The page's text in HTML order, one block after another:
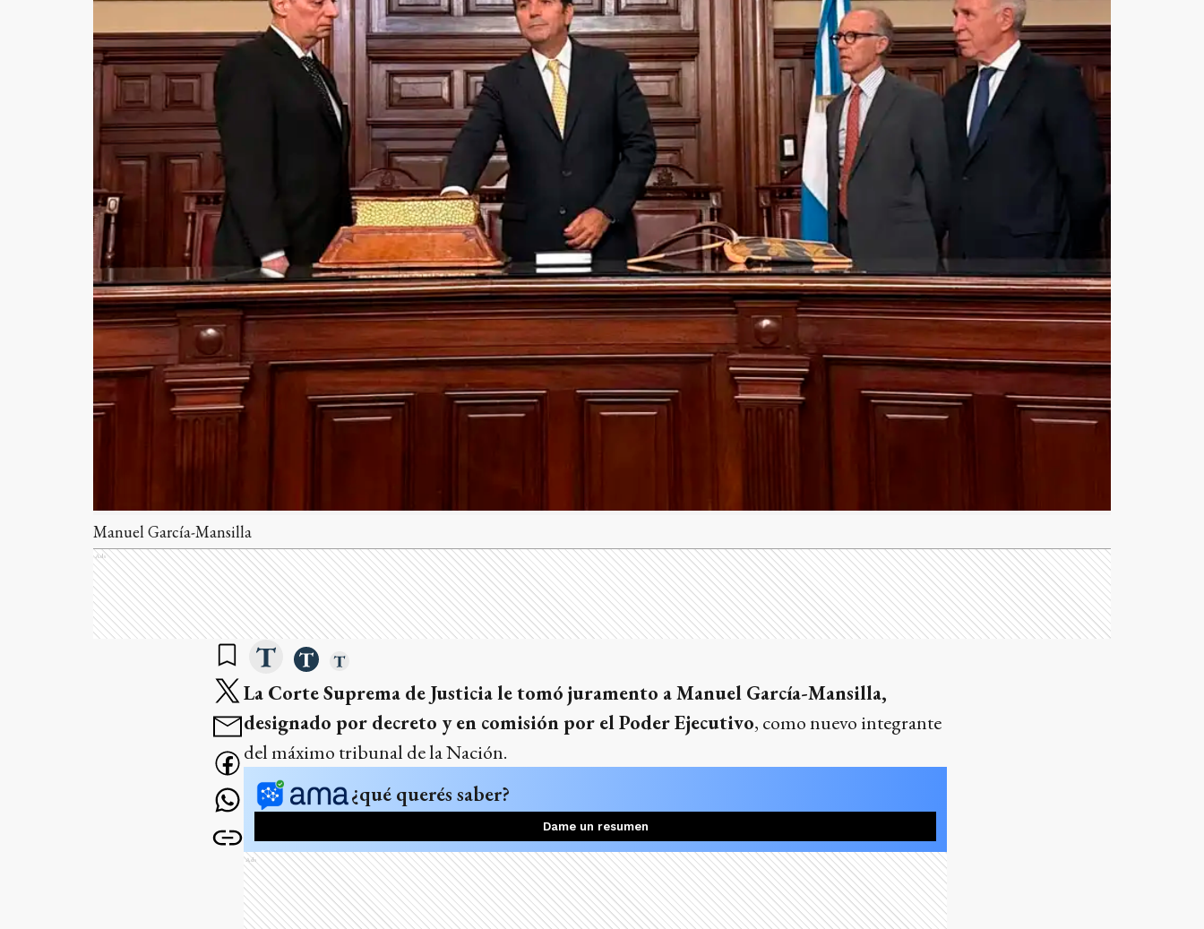
Manuel García-Mansilla
Ads
La Corte Suprema de Justicia le tomó juramento a Manuel García-Mansilla,
designado por decreto y en comisión por el Poder Ejecutivo, como nuevo integrante
del máximo tribunal de la Nación.
¿qué querés saber?
Dame un resumen
Ads